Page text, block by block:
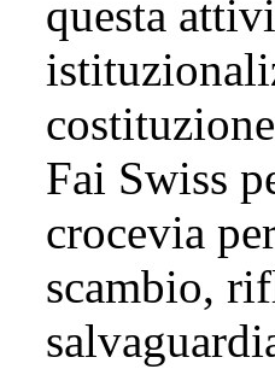
questa
Fai Swiss
crocevia
scambio,